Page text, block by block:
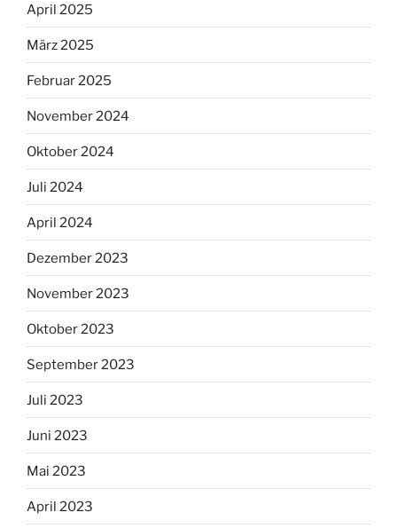
April 2025
März 2025
Februar 2025
November 2024
Oktober 2024
Juli 2024
April 2024
Dezember 2023
November 2023
Oktober 2023
September 2023
Juli 2023
Juni 2023
Mai 2023
April 2023